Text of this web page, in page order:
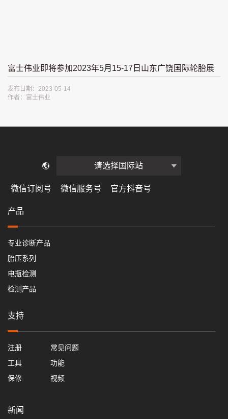
富士伟业即将参加2023年5月15-17日山东广饶国际轮胎展
发布日期：2023-05-14
作者：富士伟业
请选择国际站
微信服务号 官方抖音号
产品
专业诊断产品
电瓶检测
支持
工具